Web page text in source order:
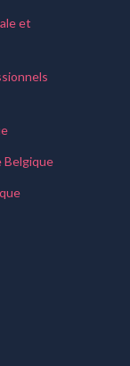
et
Belgique